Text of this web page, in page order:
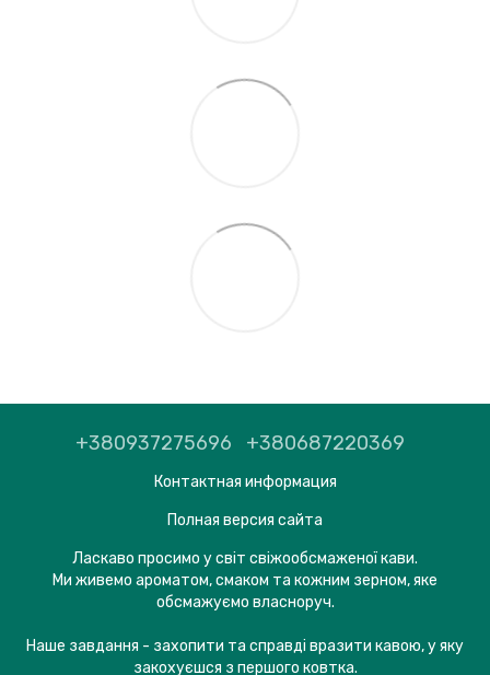
+380937275696 +380687220369
Контактная информация
Полная версия сайта
Ласкаво просимо у світ свіжообсмаженої кави.
Ми живемо ароматом, смаком та кожним зерном, яке
обсмажуємо власноруч.
Наше завдання - захопити та справді вразити кавою, у яку
закохуєшся з першого ковтка.